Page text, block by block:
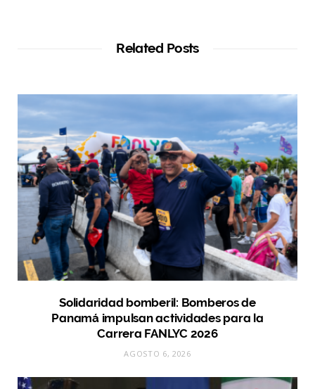
Related Posts
Solidaridad bomberil: Bomberos de
Panamá impulsan actividades para la
Carrera FANLYC 2026
AGOSTO 6, 2026